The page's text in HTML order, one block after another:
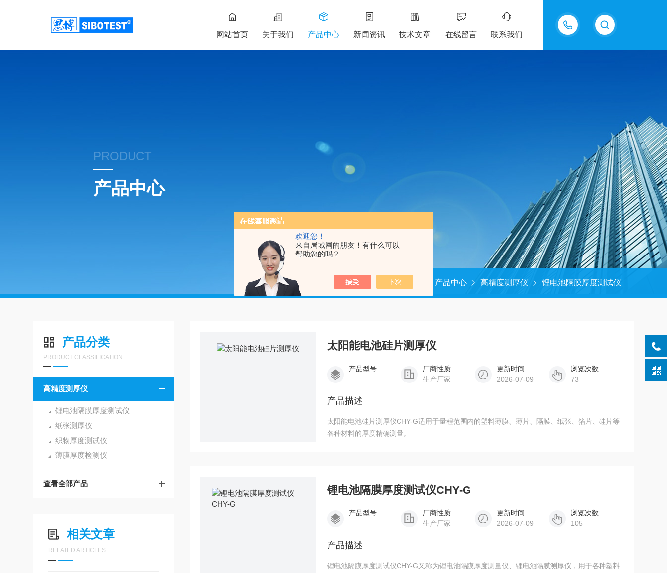
欢迎您！
来自局域网的朋友！有什么可以
帮助您的吗？
15098975615
网站首页 关于我们 产品中心 新闻资讯 技术文章 在线留言 联系我们
PRODUCT
产品中心
当前位置： 产品中心 高精度测厚仪 锂电池隔膜厚度测试仪
产品分类
PRODUCT CLASSIFICATION
高精度测厚仪
锂电池隔膜厚度测试仪
纸张测厚仪
织物厚度测试仪
薄膜厚度检测仪
查看全部产品
相关文章
RELATED ARTICLES
太阳能电池硅片测厚仪
产品型号
厂商性质
生产厂家
更新时间
2026-07-09
浏览次数
73
产品描述
太阳能电池硅片测厚仪CHY-G适用于量程范围内的塑料薄膜、薄片、隔膜、纸张、箔片、硅片等
各种材料的厚度精确测量。
锂电池隔膜厚度测试仪CHY-G
产品型号
厂商性质
生产厂家
更新时间
2026-07-09
浏览次数
105
产品描述
锂电池隔膜厚度测试仪CHY-G又称为锂电池隔膜厚度测量仪、锂电池隔膜测厚仪，用于各种塑料